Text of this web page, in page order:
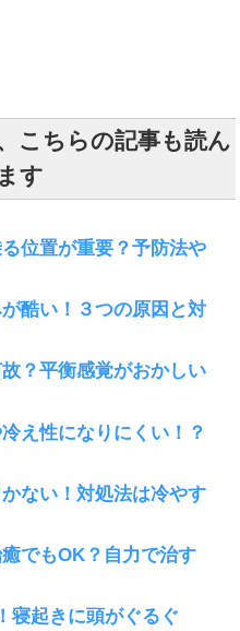
こちらの記事も読ん
す
位置が重要？予防法や
酷い！３つの原因と対
？平衡感覚がおかしい
え性になりにくい！？
ない！対処法は冷やす
でもOK？自力で治す
寝起きに頭がぐるぐ